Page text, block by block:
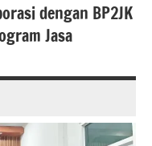
dengan BP2JK
Jasa